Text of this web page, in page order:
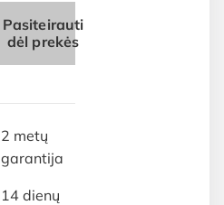
Pasiteirauti
dėl prekės
2 metų
garantija
14 dienų